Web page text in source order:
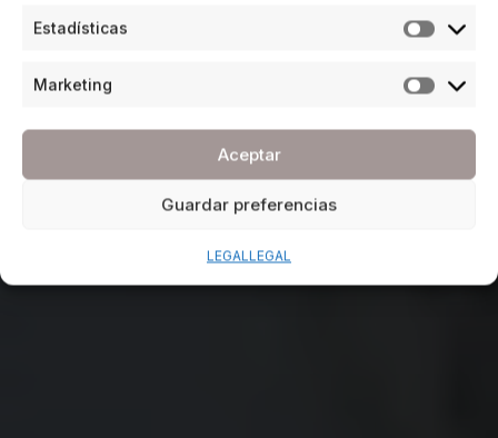
Estadísticas
Marketing
Aceptar
Guardar preferencias
LEGALLEGAL